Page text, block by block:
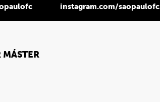
instagram.com/saopaulofc